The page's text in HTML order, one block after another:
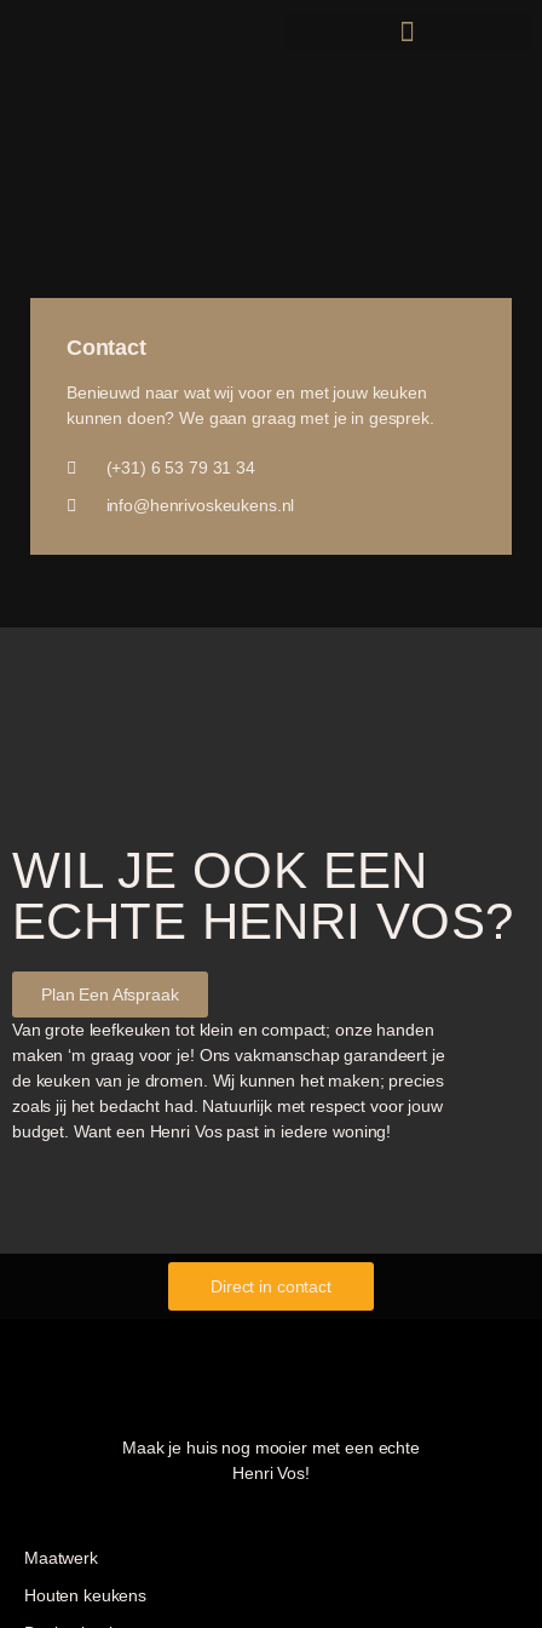
Contact
Benieuwd naar wat wij voor en met jouw keuken
kunnen doen? We gaan graag met je in gesprek.
(+31) 6 53 79 31 34
info@henrivoskeukens.nl
WIL JE OOK EEN
ECHTE HENRI VOS?
Plan Een Afspraak
Van grote leefkeuken tot klein en compact; onze handen
maken ‘m graag voor je! Ons vakmanschap garandeert je
de keuken van je dromen. Wij kunnen het maken; precies
zoals jij het bedacht had. Natuurlijk met respect voor jouw
budget. Want een Henri Vos past in iedere woning!
Direct in contact
Maak je huis nog mooier met een echte
Henri Vos!
Maatwerk
Houten keukens